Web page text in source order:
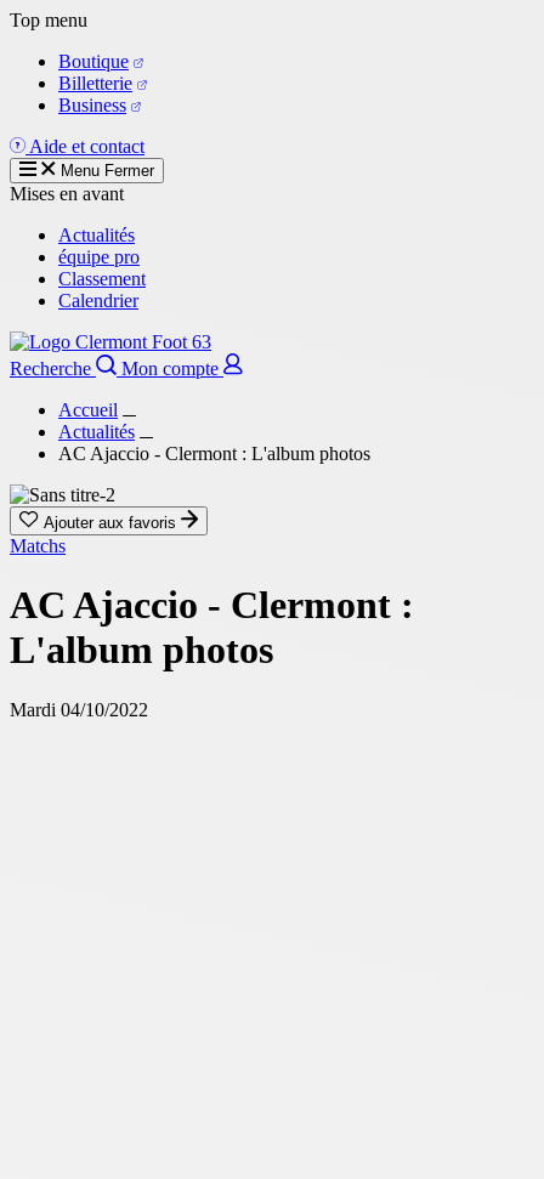
Aller
contenu
principal
Top menu
Boutique
Billetterie
Business
Aide et contact
Menu Fermer
Mises en avant
Actualités
équipe pro
Classement
Calendrier
Recherche
Mon compte
Accueil
Actualités
AC Ajaccio - Clermont : L'album photos
Ajouter aux favoris
Matchs
AC Ajaccio - Clermont :
L'album photos
Mardi 04/10/2022